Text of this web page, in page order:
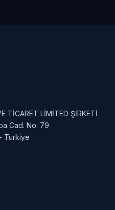
TİCARET LİMİTED ŞİRKETİ
Cad. No: 79
Turkiye